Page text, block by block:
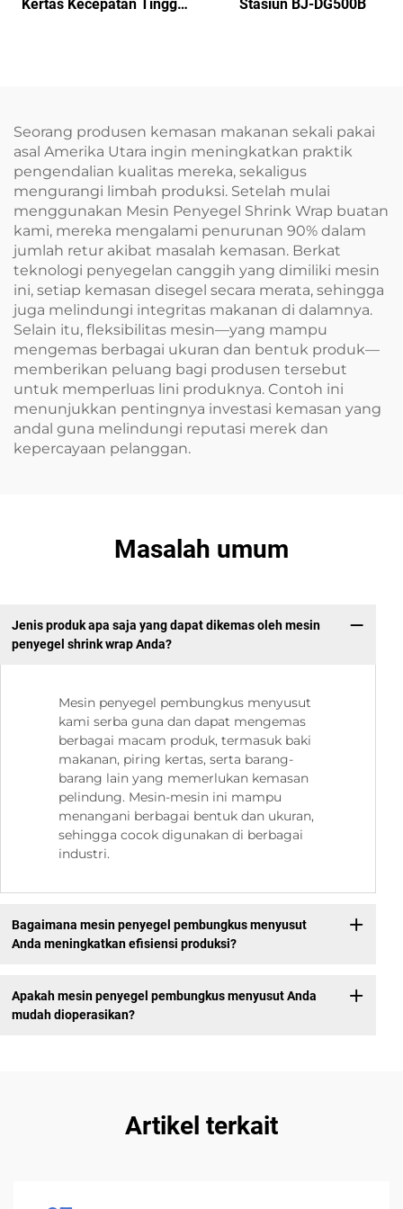
Kertas Kecepatan Tinggi
Stasiun BJ-DG500B
Seorang produsen kemasan makanan sekali pakai
asal Amerika Utara ingin meningkatkan praktik
pengendalian kualitas mereka, sekaligus
mengurangi limbah produksi. Setelah mulai
menggunakan Mesin Penyegel Shrink Wrap buatan
kami, mereka mengalami penurunan 90% dalam
jumlah retur akibat masalah kemasan. Berkat
teknologi penyegelan canggih yang dimiliki mesin
ini, setiap kemasan disegel secara merata, sehingga
juga melindungi integritas makanan di dalamnya.
Selain itu, fleksibilitas mesin—yang mampu
mengemas berbagai ukuran dan bentuk produk—
memberikan peluang bagi produsen tersebut
untuk memperluas lini produknya. Contoh ini
menunjukkan pentingnya investasi kemasan yang
andal guna melindungi reputasi merek dan
kepercayaan pelanggan.
Masalah umum
Jenis produk apa saja yang dapat dikemas oleh mesin
penyegel shrink wrap Anda?
Mesin penyegel pembungkus menyusut
kami serba guna dan dapat mengemas
berbagai macam produk, termasuk baki
makanan, piring kertas, serta barang-
barang lain yang memerlukan kemasan
pelindung. Mesin-mesin ini mampu
menangani berbagai bentuk dan ukuran,
sehingga cocok digunakan di berbagai
industri.
Bagaimana mesin penyegel pembungkus menyusut
Anda meningkatkan efisiensi produksi?
Apakah mesin penyegel pembungkus menyusut Anda
mudah dioperasikan?
Artikel terkait